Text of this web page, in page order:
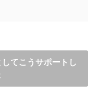
てこうサポートし